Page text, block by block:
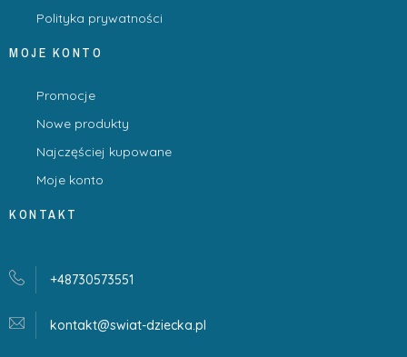
Polityka prywatności
MOJE KONTO
Promocje
Nowe produkty
Najczęściej kupowane
Moje konto
KONTAKT
+48730573551
kontakt@swiat-dziecka.pl